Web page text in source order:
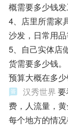
概需要多少钱发
4、店里所需家
沙发，日常用品
5、自己实体店
货需要多少钱
预算大概在多少
汉秀世界
费，人流量，
每个地方的情